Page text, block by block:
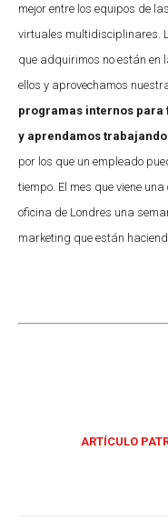
mejor entre los equipos de
virtuales multidisciplinares.
que adquirimos no están
ellos y aprovechamos
programas internos
y aprendamos
por los que un empleado
tiempo. El mes que viene
oficina de Londres una
marketing que están
ARTÍCULO